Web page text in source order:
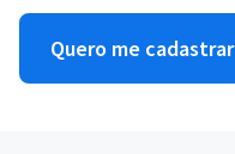
Quero me cadastrar